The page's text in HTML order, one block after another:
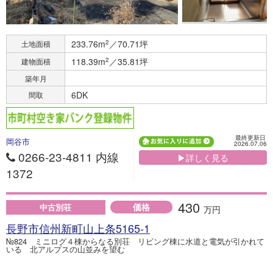
土地面積 233.76m2 ／70.71坪
建物面積 118.39m2 ／35.81坪
築年月
間取
6DK
岡谷市
0266-23-4811 内線
1372
最終更新日
2026.07.06
▶詳しく見る
中古別荘 価格 430 万円
長野市信州新町山上条5165-1
№824 ミニログ４棟からなる別荘 リビング棟に水道と電気が引かれて
いる 北アルプスの山並みを望む